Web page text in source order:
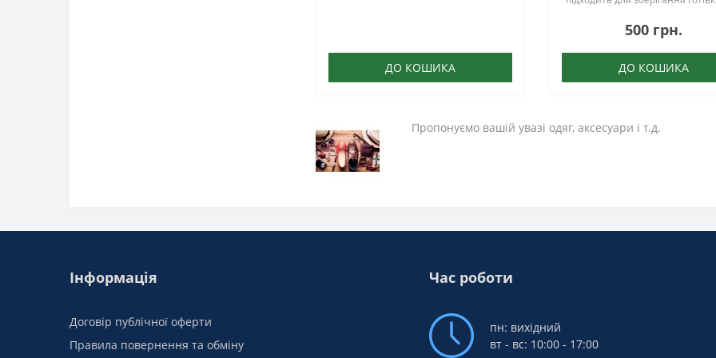
ДО КОШИКА
професіоналів та як подарунок...
500 грн.
ДО КОШИКА
Пропонуємо вашій увазі одяг, аксесуари і т.д.
Інформація
Договір публічної оферти
Правила повернення та обміну
Час роботи
пн: вихідний
вт - вс: 10:00 - 17:00